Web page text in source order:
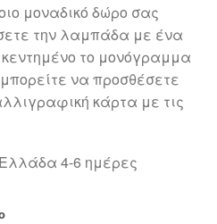
μοναδικό δώρο σας
την λαμπάδα με ένα
το μονόγραμμα
να προσθέσετε
κάρτα με τις
4-6 ημέρες